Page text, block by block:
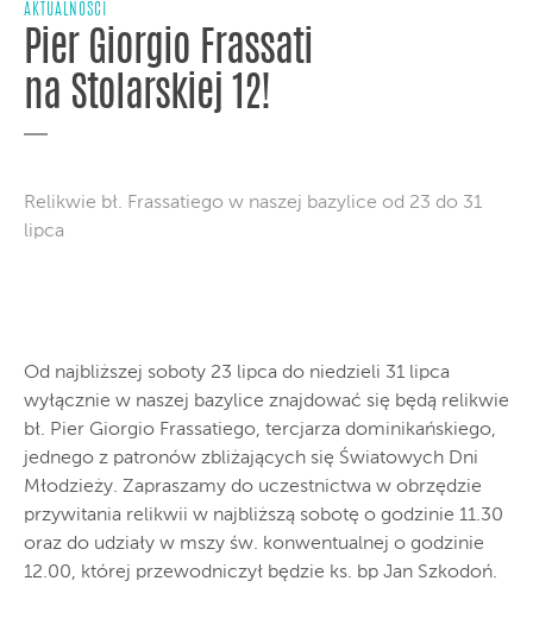
AKTUALNOŚCI
Pier Giorgio Frassati
na Stolarskiej 12!
Relikwie bł. Frassatiego w naszej bazylice od 23 do 31
lipca
Od najbliższej soboty 23 lipca do niedzieli 31 lipca
wyłącznie w naszej bazylice znajdować się będą relikwie
bł. Pier Giorgio Frassatiego, tercjarza dominikańskiego,
jednego z patronów zbliżających się Światowych Dni
Młodzieży. Zapraszamy do uczestnictwa w obrzędzie
przywitania relikwii w najbliższą sobotę o godzinie 11.30
oraz do udziały w mszy św. konwentualnej o godzinie
12.00, której przewodniczył będzie ks. bp Jan Szkodoń.